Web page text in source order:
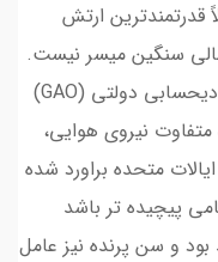
قدرتمندترین ارتش
سنگین میسر نیست.
بر اساس گزارش جدیدی که توسط دفتر دیحسابی دولتی (GAO)
۴۷ فروند پرنده متفاوت نیروی هوایی،
متحده براورد شده
پیچیده تر باشد
بود و سن پرنده نیز عامل